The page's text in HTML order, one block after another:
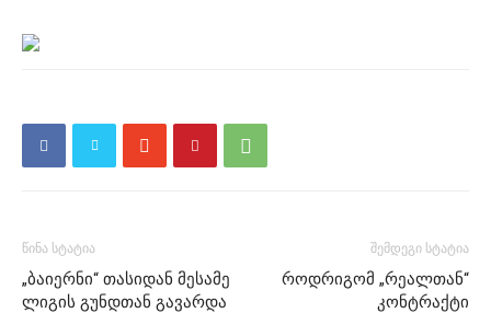
წინა სტატია
„ბაიერნი“ თასიდან მესამე
ლიგის გუნდთან გავარდა
შემდეგი სტატია
როდრიგომ „რეალთან“
კონტრაქტი